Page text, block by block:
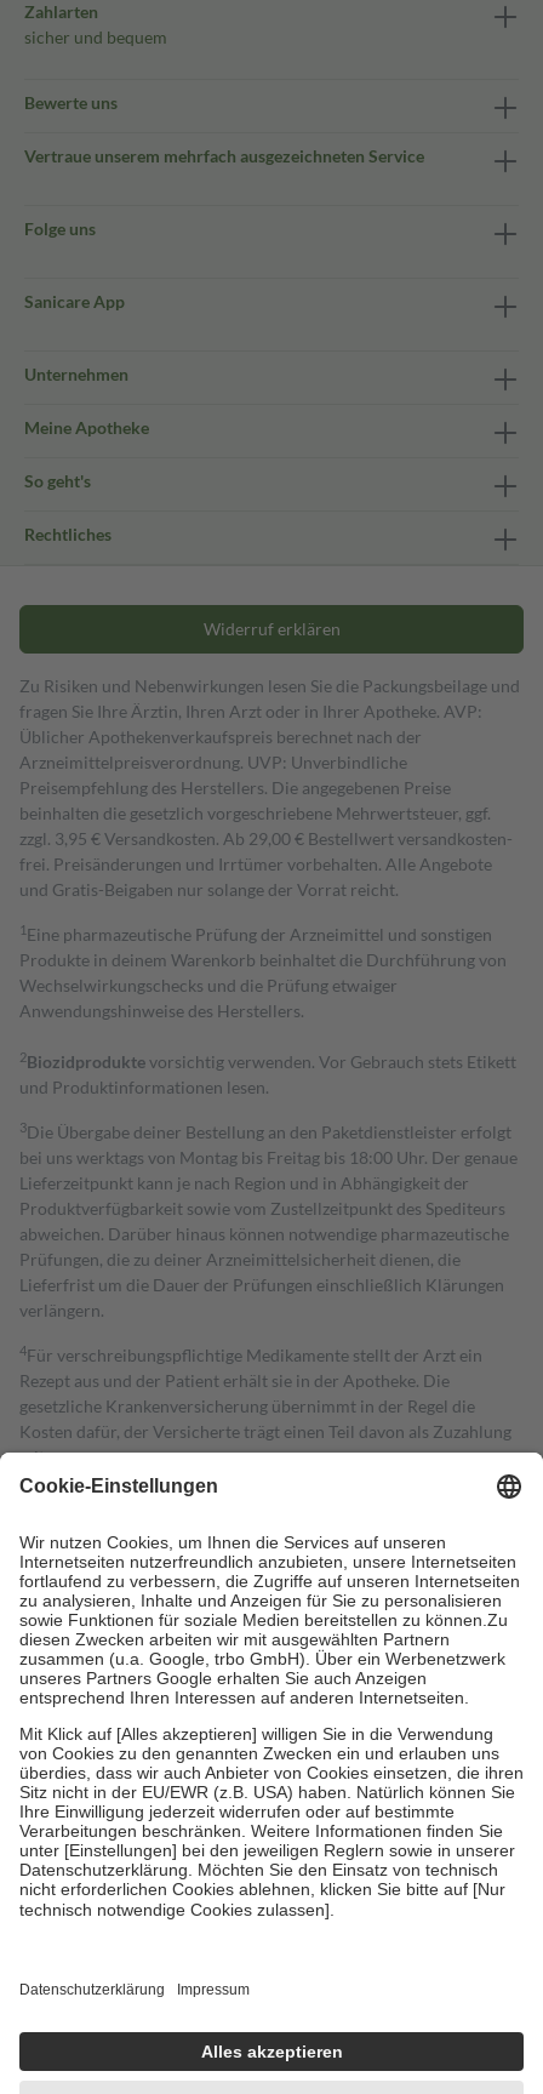
Zahlarten
sicher und bequem
Bewerte uns
Vertraue unserem mehrfach ausgezeichneten Service
Folge uns
Sanicare App
Unternehmen
Meine Apotheke
So geht's
Rechtliches
Widerruf erklären
Zu Risiken und Nebenwirkungen lesen Sie die Packungsbeilage und
fragen Sie Ihre Ärztin, Ihren Arzt oder in Ihrer Apotheke. AVP:
Üblicher Apothekenverkaufspreis berechnet nach der
Arzneimittelpreisverordnung. UVP: Unverbindliche
Preisempfehlung des Herstellers. Die angegebenen Preise
beinhalten die gesetzlich vorgeschriebene Mehrwertsteuer, ggf.
zzgl. 3,95 € Versandkosten. Ab 29,00 € Bestell­wert versand­kosten­
frei. Preisänderungen und Irrtümer vorbehalten. Alle Angebote
und Gratis-Beigaben nur solange der Vorrat reicht.
1 Eine pharmazeutische Prüfung der Arzneimittel und sonstigen
Produkte in deinem Warenkorb beinhaltet die Durchführung von
Wechselwirkungschecks und die Prüfung etwaiger
Anwendungshinweise des Herstellers.
2Biozidproduktevorsichtig verwenden. Vor Gebrauch stets Etikett
und Produktinformationen lesen.
3Die Übergabe deiner Bestellung an den Paketdienstleister erfolgt
bei uns werktags von Montag bis Freitag bis 18:00 Uhr. Der genaue
Lieferzeitpunkt kann je nach Region und in Abhängigkeit der
Produktverfügbarkeit sowie vom Zustellzeitpunkt des Spediteurs
abweichen. Darüber hinaus können notwendige pharmazeutische
Prüfungen, die zu deiner Arzneimittelsicherheit dienen, die
Lieferfrist um die Dauer der Prüfungen einschließlich Klärungen
verlängern.
4Für verschreibungspflichtige Medikamente stellt der Arzt ein
Rezept aus und der Patient erhält sie in der Apotheke. Die
gesetzliche Krankenversicherung übernimmt in der Regel die
Kosten dafür, der Versicherte trägt einen Teil davon als Zuzahlung
mit.
Grundsätzlich leisten Mitglieder Zuzahlungen in Höhe von zehn
höchstens zehn Euro.
Es sind jedoch nie mehr als die tatsächlichen
Kosten der Leistung zu entrichten.
Diese Regeln gelten grundsätzlich auch für Online-Apotheken.
Bei Heilmitteln und häuslicher Krankenpflege beträgt die
Zuzahlung zehn Prozent der Kosten sowie zehn Euro je
Verordnung.
Um das Engagement der Versicherten für ihre eigene Gesundheit zu
stärken und die besondere Stellung der Familie zu unterstützen,
fallenkeine Zuzahlungenan bei:
• Kindern und Jugendlichen bis zum vollendeten 18. Lebensjahr
mit Ausnahme der Fahrkosten
• Untersuchungen zur Vorsorge und Früherkennung, die von der
GKV getragen werden
• empfohlenen Schutzimpfungen
• Harn- und Blutteststreifen
getroffen, um sicherzustellen, dass es sich um echte Bewertungen
https://help.etrusted.com/hc/de/articles/4419944605341
Einige Bilder und Inhalte wurden unter Zuhilfenahme künstlicher